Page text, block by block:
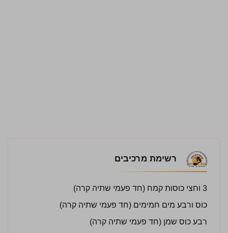
רשימת מרכיבים
3 וחצי כוסות קמח (חד פעמי שתיה קרה)
כוס ורבע מים חמימים (חד פעמי שתיה קרה)
רבע כוס שמן (חד פעמי שתיה קרה)